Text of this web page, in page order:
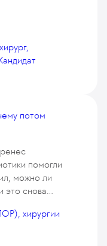
потом
помогли
можно ли
это снова
хирургии